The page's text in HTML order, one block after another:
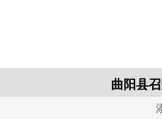
曲阳县